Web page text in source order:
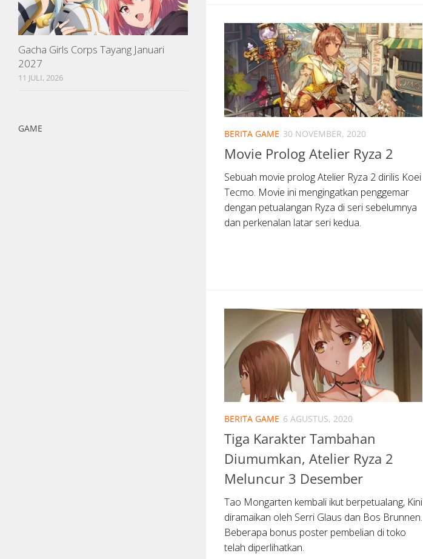
BERITA GAME 30 NOVEMBER, 2020
Movie Prolog Atelier Ryza 2
Sebuah movie prolog Atelier Ryza 2 dirilis Koei
Tecmo. Movie ini mengingatkan penggemar
dengan petualangan Ryza di seri sebelumnya
dan perkenalan latar seri kedua.
BERITA GAME 6 AGUSTUS, 2020
Tiga Karakter Tambahan
Diumumkan, Atelier Ryza 2
Meluncur 3 Desember
Tao Mongarten kembali ikut berpetualang, Kini
diramaikan oleh Serri Glaus dan Bos Brunnen.
Beberapa bonus poster pembelian di toko
telah diperlihatkan.
Gacha Girls Corps Tayang Januari
2027
11 JULI, 2026
GAME